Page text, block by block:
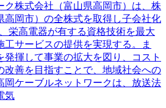
ク株式会社（富山県高岡市）は、株
高岡市）の全株式を取得し子会社化
栄高電器が有する資格技術を最大
工サービスの提供を実現する。ま
発揮して事業の拡大を図り、コスト
改善を目指すことで、地域社会への
岡ケーブルネットワークは、放送法
気